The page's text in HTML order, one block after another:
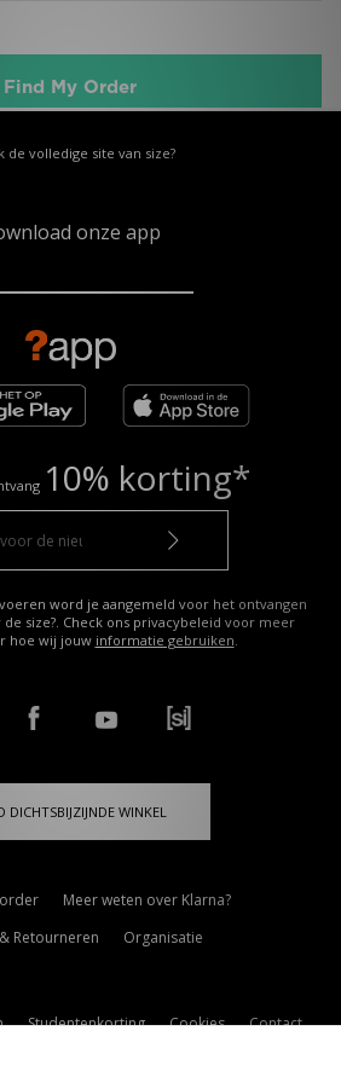
de volledige site van size?
onze app
10% korting*
word je aangemeld voor het ontvangen
size?. Check ons privacybeleid voor meer
hoe wij jouw informatie gebruiken.
DICHTSBIJZIJNDE WINKEL
Meer weten over Klarna?
Retourneren
Organisatie
Studentenkorting Cookies
Contact